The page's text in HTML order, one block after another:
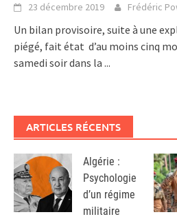
23 décembre 2019 Frédéric
Un bilan provisoire, suite à une
piégé, fait état d’au moins cinq
samedi soir dans la ...
ARTICLES RÉCENTS
Algérie :
Psychologie
d’un régime
militaire